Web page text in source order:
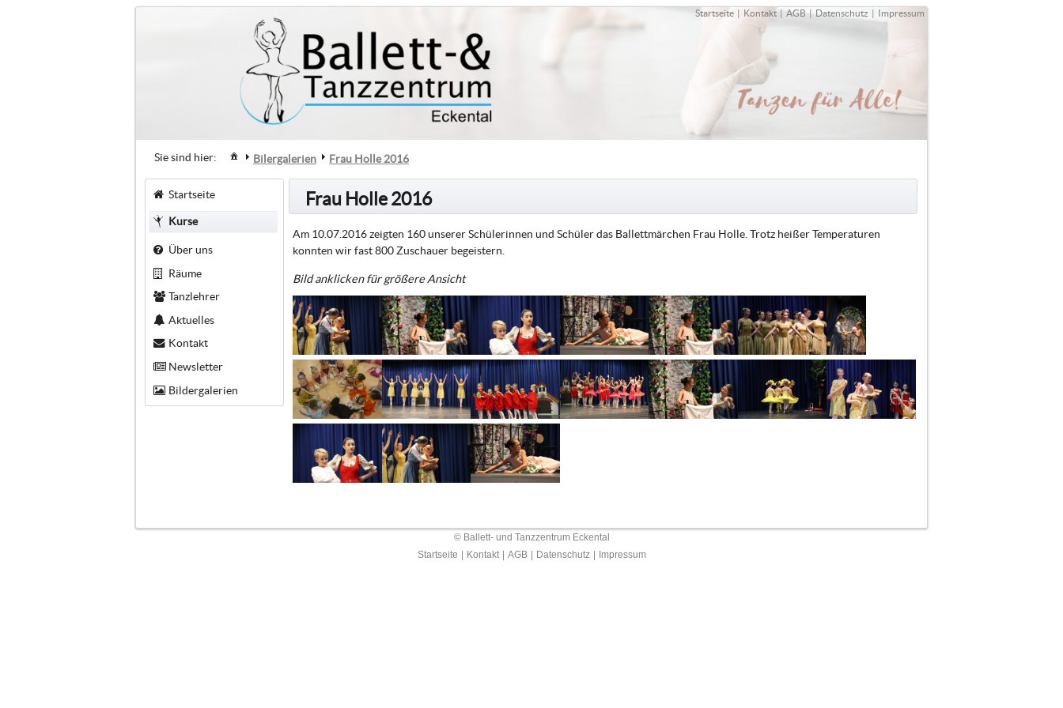
Startseite | Kontakt | AGB | Datenschutz | Impressum
Sie sind hier: Bilergalerien Frau Holle 2016
Startseite
Kurse
Über uns
Räume
Tanzlehrer
Aktuelles
Kontakt
Newsletter
Bildergalerien
Frau Holle 2016
Am 10.07.2016 zeigten 160 unserer Schülerinnen und Schüler das Ballettmärchen Frau Holle. Trotz heißer Temperaturen
konnten wir fast 800 Zuschauer begeistern.
Bild anklicken für größere Ansicht
© Ballett- und Tanzzentrum Eckental
Startseite
Kontakt AGB Datenschutz Impressum